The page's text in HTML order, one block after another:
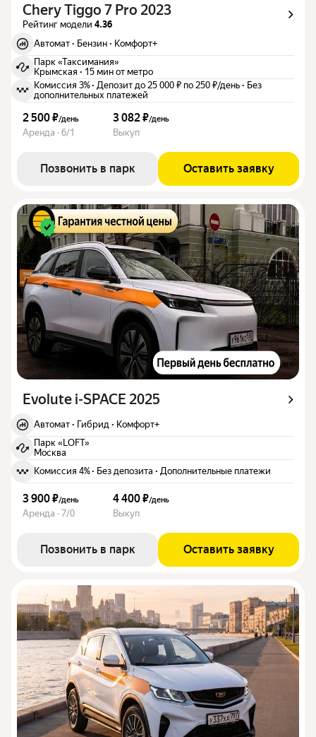
Chery Tiggo 7 Pro 2023
Рейтинг модели 4.36
Автомат · Бензин · Комфорт+
Парк «Таксимания»
Крымская · 15 мин от метро
Комиссия 3%· Депозит до 25 000 ₽ по 250 ₽/день · Без
дополнительных платежей
2 500 ₽/день
Аренда · 6/1
3 082 ₽/день
Выкуп
Позвонить в парк Оставить заявку
Evolute i-SPACE 2025
Автомат · Гибрид · Комфорт+
Парк «LOFT»
Москва
Комиссия 4%· Без депозита · Дополнительные платежи
3 900 ₽/день
Аренда · 7/0
4 400 ₽/день
Выкуп
Позвонить в парк Оставить заявку